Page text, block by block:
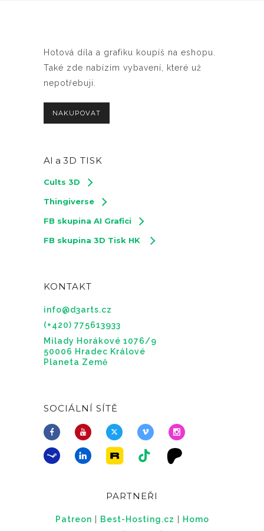
Hotová díla a grafiku koupíš na eshopu.
Také zde nabízím vybavení, které už
nepotřebuji.
NAKUPOVAT
AI a 3D TISK
Cults 3D
Thingiverse
FB skupina AI Grafici
FB skupina 3D Tisk HK
KONTAKT
info@d3arts.cz
(+420) 775613933
Milady Horákové 1076/9
50006 Hradec Králové
Planeta Země
SOCIÁLNÍ SÍTĚ
PARTNEŘI
Patreon Best-Hosting.cz
Homo